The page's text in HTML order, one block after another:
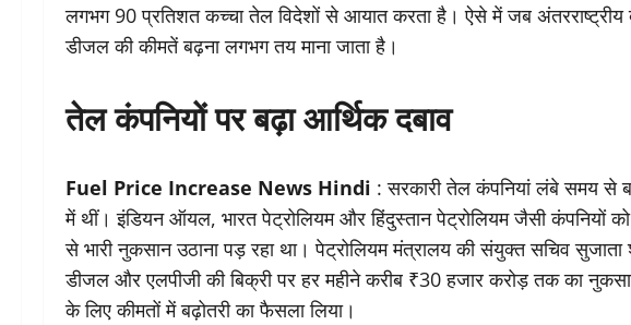
लगभग 90 प्रतिशत कच्चा तेल विदेशों से आयात करता है। ऐसे में जब अंतरराष्ट्रीय
डीजल की कीमतें बढ़ना लगभग तय माना जाता है।
तेल कंपनियों पर बढ़ा आर्थिक दबाव
Fuel Price Increase News Hindi : सरकारी तेल कंपनियां लंबे समय से
में थीं। इंडियन ऑयल, भारत पेट्रोलियम और हिंदुस्तान पेट्रोलियम जैसी कंपनियों
से भारी नुकसान उठाना पड़ रहा था। पेट्रोलियम मंत्रालय की संयुक्त सचिव
डीजल और एलपीजी की बिक्री पर हर महीने करीब ₹30 हजार करोड़ तक का
के लिए कीमतों में बढ़ोतरी का फैसला लिया।